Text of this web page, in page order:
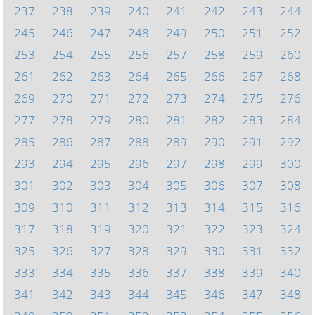
237 238 239 240 241 242 243
244
245
246 247 248 249 250 251
252
253
254 255 256 257 258 259
260
261
262 263 264 265 266 267
268
269
270 271 272 273 274 275
276
277
278 279 280 281 282 283
284
285
286 287 288 289 290 291
292
293
294 295 296 297 298 299
300
301
302 303 304 305 306 307
308
309
310 311 312 313 314 315
316
317
318 319 320 321 322 323
324
325
326 327 328 329 330 331
332
333
334 335 336 337 338 339
340
341
342 343 344 345 346 347
348